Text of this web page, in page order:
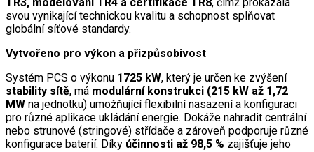
svou vynikající technickou kvalitu a schopnost splňovat
globální síťové standardy.
Vytvořeno pro výkon a přizpůsobivost
Systém PCS o výkonu 1725 kW, který je určen ke zvýšení
stability sítě, má modulární konstrukci (215 kW až 1,72
MW na jednotku) umožňující flexibilní nasazení a konfiguraci
pro různé aplikace ukládání energie. Dokáže nahradit centrální
nebo strunové (stringové) střídače a zároveň podporuje různé
konfigurace baterií. Díky účinnosti až 98,5 % zajišťuje jeho